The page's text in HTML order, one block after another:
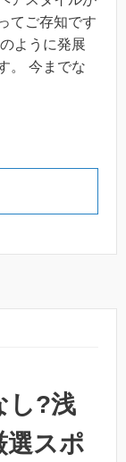
てご存知です
ように発展
。 今までな
し?浅
選スポ